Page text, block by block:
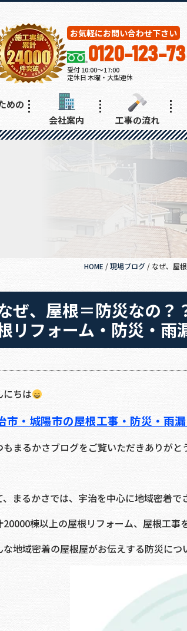
お気軽にお問い合わせ下さい
0120-123-
受付 10:00～17:00
定休日 木曜・大型連休
めの
会社案内
工事の流れ
HOME /現場ブログ / なぜ、屋
ぜ、屋根＝防災なの？
リフォーム・防災・雨
にちは
市・城陽市の屋根工事・防災・雨
もまるかさブログをご覧いただきありがと
、まるかさでは、宇治を中心に地域密着で
20000棟以上の屋根リフォーム、屋根工事
な地域密着の屋根屋がお伝えする防災につ